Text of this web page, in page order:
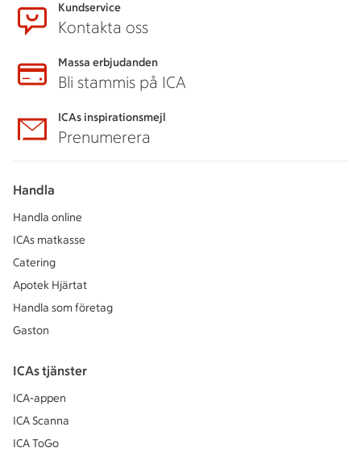
Kundservice
Kontakta oss
Massa erbjudanden
Bli stammis på ICA
ICAs inspirationsmejl
Prenumerera
Handla
Handla online
ICAs matkasse
Catering
Apotek Hjärtat
Handla som företag
Gaston
ICAs tjänster
ICA-appen
ICA Scanna
ICA ToGo